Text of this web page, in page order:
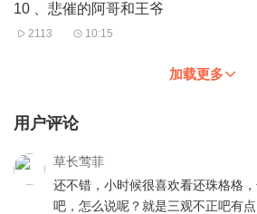
10 、悲催的阿哥和王爷
2113 10:15
加载更多
用户评论
草长莺菲
还不错，小时候很喜欢看还珠格格
吧，怎么说呢？就是三观不正吧有